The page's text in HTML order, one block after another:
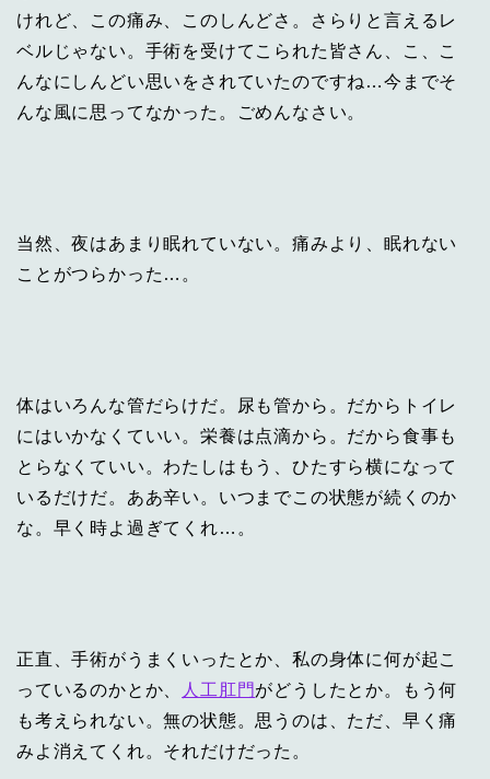
けれど、この痛み、このしんどさ。さらりと言えるレ
ベルじゃない。手術を受けてこられた皆さん、こ、こ
んなにしんどい思いをされていたのですね…今までそ
んな風に思ってなかった。ごめんなさい。
当然、夜はあまり眠れていない。痛みより、眠れない
ことがつらかった…。
体はいろんな管だらけだ。尿も管から。だからトイレ
にはいかなくていい。栄養は点滴から。だから食事も
とらなくていい。わたしはもう、ひたすら横になって
いるだけだ。ああ辛い。いつまでこの状態が続くのか
な。早く時よ過ぎてくれ…。
正直、手術がうまくいったとか、私の身体に何が起こ
っているのかとか、
人工肛門がどうしたとか。もう何
も考えられない。無の状態。思うのは、ただ、早く痛
みよ消えてくれ。それだけだった。